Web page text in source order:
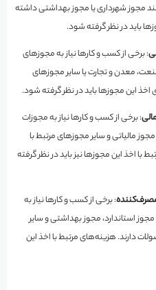
مجوز شهرداری یا مجوز بهداشتی داشته
باید در نظر گرفته شود.
: برخی از کسب و کارها نیاز به مجوزهای
معدن و تجارت یا سایر مجوزهای
این مجوزها باید در نظر گرفته شود.
: برخی از کسب و کارها نیاز به مجوزات
مالیاتی و سایر مجوزهای مرتبط با
با اخذ این مجوزها نیز باید در نظر گرفته
: برخی از کسب و کارها نیاز به
استاندارد، مجوز بهداشتی و سایر
دارند. هزینه‌های مرتبط با اخذ این